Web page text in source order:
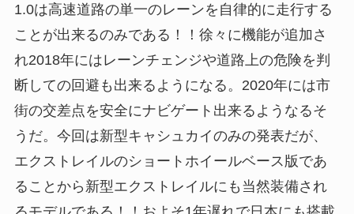
1.0は高速道路の単一のレーンを自律的に走行する
ことが出来るのみである！！徐々に機能が追加さ
れ2018年にはレーンチェンジや道路上の危険を判
断しての回避も出来るようになる。2020年には市
街の交差点を安全にナビゲート出来るようなるそ
うだ。今回は新型キャシュカイのみの発表だが、
エクストレイルのショートホイールベース版であ
ることから新型エクストレイルにも当然装備され